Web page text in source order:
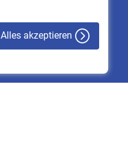
Alles akzeptieren